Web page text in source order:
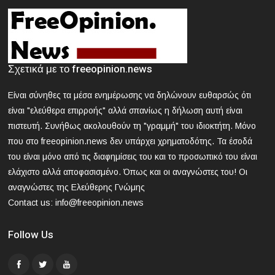
Θεσσαλονίκη: Συνελήφθη 42χρονος που επιτέθηκε με
δρεπάνι και κατσαβίδι σε 25χρονο
2024-03-21 17:58:30
Κοζάνη: Νεκρός 40χρονος που εγκλωβίστηκε σε
2024-03-21 17:47:39
ΕΟΔΥ: Nέος θάνατος από γρίπη - 8 νεκροί από Covid, 13
2024-03-21 16:52:35
Άγρια συμπλοκή μεταξύ μαθητών σε σχολείο στα βόρεια
προάστια
Σχετικά με το freeopinion.news
Είναι σύνηθες τα μέσα ενημέρωσης να δηλώνουν ευθαρσώς ότι
είναι "ελεύθερα επιρροής" αλλά σπανίως η δήλωση αυτή είναι
πιστευτή. Συνήθως ακολουθούν τη "γραμμή" του ιδιοκτήτη. Μόνο
που στο freeopinion.news δεν υπάρχει χρηματοδότης. Τα έσοδά
του είναι μόνο από τις διαφημίσεις του και το προσωπικό του είναι
ελάχιστο αλλά αποφασισμένο. Όπως και οι αναγνώστες του! Οι
αναγνώστες της Ελεύθερης Γνώμης
Contact us: info@freeopinion.news
Follow Us